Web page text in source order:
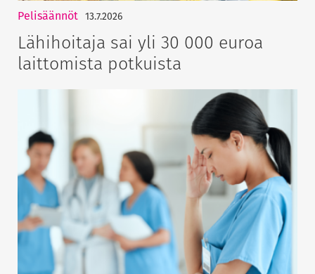
Pelisäännöt 13.7.2026
Lähihoitaja sai yli 30 000 euroa
laittomista potkuista